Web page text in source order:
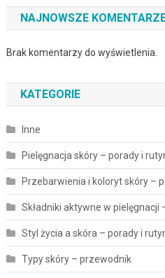
NAJNOWSZE
Brak komentarzy do wyświetlenia.
KATEGORIE
Inne
Pielęgnacja skóry – porady i
Przebarwienia i koloryt skóry –
Składniki aktywne w pielęgnacji
Styl życia a skóra – porady i
Typy skóry – przewodnik